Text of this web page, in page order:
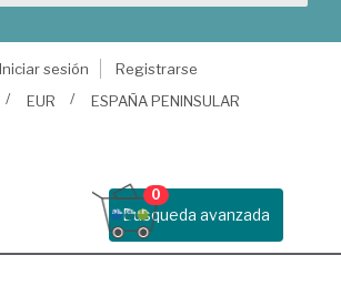
Iniciar sesión
Registrarse
EUR ESPAÑA PENINSULAR
Busqueda avanzada
0